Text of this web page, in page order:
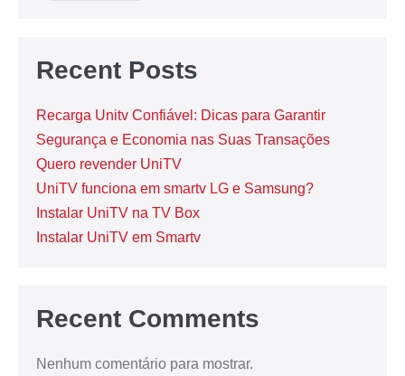
Recent Posts
Recarga Unitv Confiável: Dicas para Garantir
Segurança e Economia nas Suas Transações
Quero revender UniTV
UniTV funciona em smartv LG e Samsung?
Instalar UniTV na TV Box
Instalar UniTV em Smartv
Recent Comments
Nenhum comentário para mostrar.